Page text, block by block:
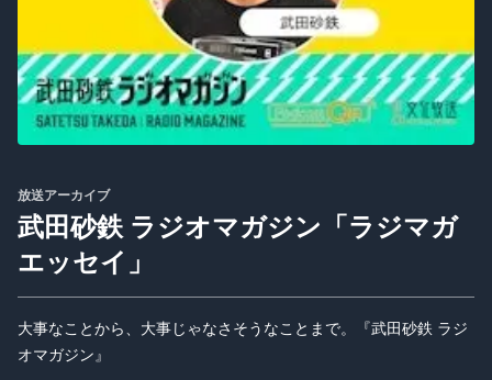
放送アーカイブ
武田砂鉄 ラジオマガジン「ラジマガ
エッセイ」
大事なことから、大事じゃなさそうなことまで。『武田砂鉄 ラジ
オマガジン』